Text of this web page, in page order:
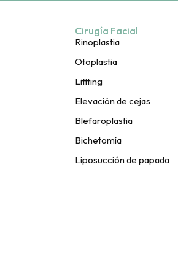
Cirugía Facial
Rinoplastia
Otoplastia
Lifiting
Elevación de cejas
Blefaroplastia
Bichetomía
Liposucción de papada